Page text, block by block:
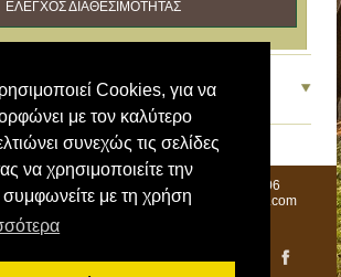
Cookies, για να
με τον καλύτερο
συνεχώς τις σελίδες
να χρησιμοποιείτε την
συμφωνείτε με τη χρήση
ΕΛΕΓΧΟΣ ΔΙΑΘΕΣΙΜΟΤΗΤΑΣ
Νερών - Κορόπη Μηλεών Νότιο Πήλιο 37006
Ελένη Βήτου Email: ifom.pelion@gmail.com
+30 691176203 Ζήσης Βήτος